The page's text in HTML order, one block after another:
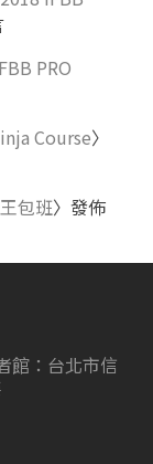
PRO
Course〉
包班〉發佈
館：台北市信